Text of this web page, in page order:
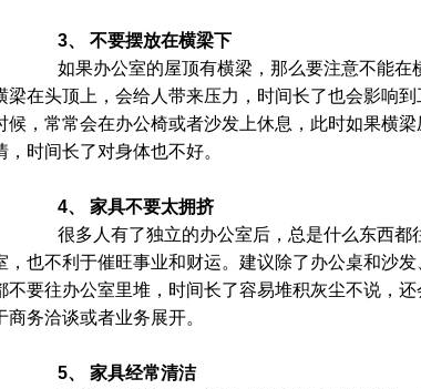
3、 不要摆放在横梁下
如果办公室的屋顶有横梁，那么要注意不能在
梁在头顶上，会给人带来压力，时间长了也会影响
候，常常会在办公椅或者沙发上休息，此时如果横
，时间长了对身体也不好。
4、 家具不要太拥挤
很多人有了独立的办公室后，总是什么东西都
，也不利于催旺事业和财运。建议除了办公桌和沙
不要往办公室里堆，时间长了容易堆积灰尘不说，
商务洽谈或者业务展开。
5、 家具经常清洁